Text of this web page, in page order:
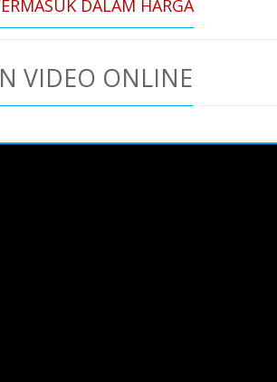
DALAM HARGA
VIDEO ONLINE